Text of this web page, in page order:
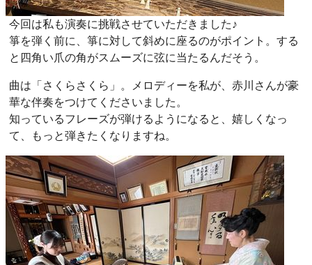
今回は私も演奏に挑戦させていただきました♪
箏を弾く前に、箏に対して斜めに座るのがポイント。する
と四角い爪の角がスムーズに弦に当たるんだそう。
曲は「さくらさくら」。メロディーを私が、赤川さんが豪
華な伴奏をつけてくださいました。
知っているフレーズが弾けるようになると、嬉しくなっ
て、もっと弾きたくなりますね。